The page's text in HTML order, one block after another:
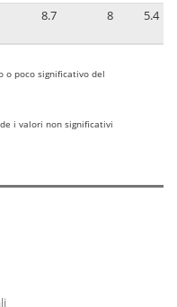
8.7 8 5.4
o poco significativo del
i valori non significativi